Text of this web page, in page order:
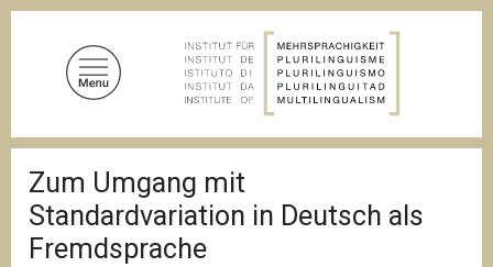
D
f
a
d
a
Zum Umgang mit
Standardvariation in Deutsch als
Fremdsprache